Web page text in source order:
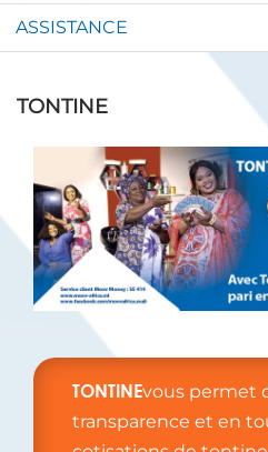
ASSISTANCE
TONTINE
TONTINEvous permet
transparence et en